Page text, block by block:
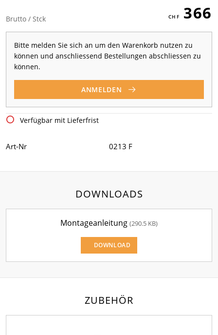
Brutto / Stck 366
Bitte melden Sie sich an um den Warenkorb nutzen zu
können und anschliessend Bestellungen abschliessen zu
können.
ANMELDEN
Verfügbar mit Lieferfrist
Art-Nr 0213 F
DOWNLOADS
Montageanleitung (290.5 KB)
DOWNLOAD
ZUBEHÖR